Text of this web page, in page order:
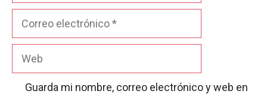
Guarda mi nombre, correo electrónico y web en